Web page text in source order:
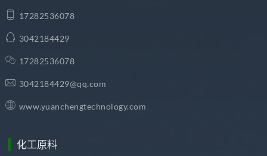
17282536078
3042184429
17282536078
3042184429@qq.com
www.yuanchengtechnology.com
化工原料